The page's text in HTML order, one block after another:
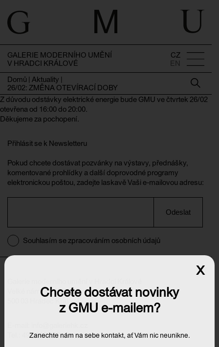
GALERIE MODERNÍHO UMĚNÍ
V HRADCI KRÁLOVÉ
CZ
EN
Domů | Aktuality |
26/02: ZMĚNA OTEVÍRACÍ DOBY
Z důvodu odstávky elektrické energie bude GMU ve čtvrtek 26/02
otevřena od 16:00 do 20:00.
Děkujeme za pochopení.
Přihlásit se k Newsletteru
Pokud chcete dostávat pozvánky na výstavy, přednášky,
komentované prohlídky a další doprovodné programy
elektronickou poštou, zadejte laskavě Vaši e-mailovou adresu:
Odeslat
Souhlasím se zpracováním osobních údajů
Velké náměstí 139/140
500 03 Hradec Králové
Tel.: 495 512 538
Chcete dostávat novinky
z GMU e-mailem?
Zanechte nám na sebe kontakt, ať Vám nic neunikne.
x